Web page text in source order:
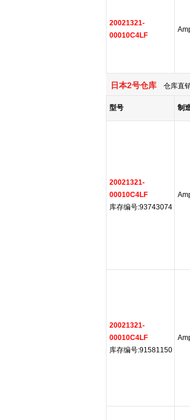
20021321-
00010C4LF
日本2号仓库 仓库直
型号 制
20021321-
00010C4LF
库存编号:93743074
20021321-
00010C4LF
库存编号:91581150